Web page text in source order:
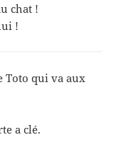
chat !
!
Toto qui va aux
a clé.